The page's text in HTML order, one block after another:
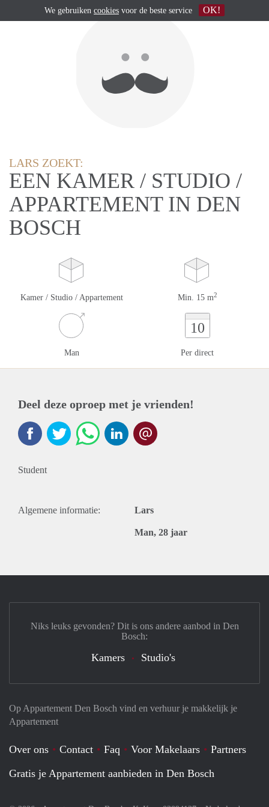
LARS ZOEKT:
EEN KAMER / STUDIO /
APPARTEMENT IN DEN
BOSCH
Kamer / Studio / Appartement Min. 15 m2
Man
10
Per direct
Deel deze oproep met je vrienden!
Student
Algemene informatie: Lars
Man, 28 jaar
Op Appartement Den Bosch vind en verhuur je makkelijk je
Appartement
Over ons Contact Faq Voor Makelaars
Partners
Gratis je Appartement aanbieden in Den Bosch
Niks leuks gevonden? Dit is ons andere aanbod in Den
Bosch:
Kamers Studio's
We gebruiken cookies voor de beste service OK!